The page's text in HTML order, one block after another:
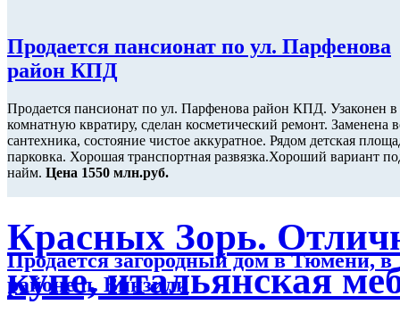
Продается пансионат по ул. Парфенова
район КПД
Продается пансионат по ул. Парфенова район КПД. Узаконен в
комнатную квратиру, сделан косметический ремонт. Заменена
сантехника, состояние чистое аккуратное. Рядом детская
парковка. Хорошая транспортная развязка.Хороший вариант
найм. Цена 1550 млн.руб.
Продается загородный дом в Тюмени, в
районе п. Винзили
Красных Зорь.
купе, итальянская